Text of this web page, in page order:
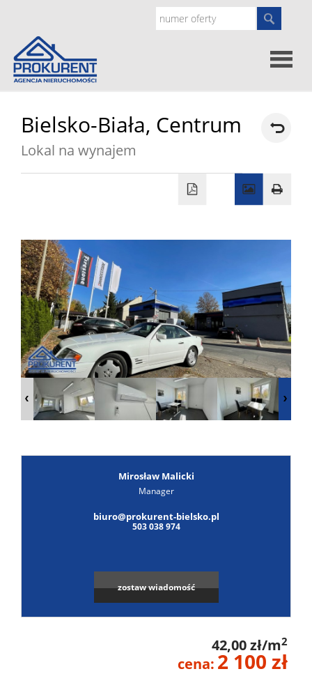
główna
prawne
O
nas
Zgłoś
Zgłoś
ofertę
Bielsko-Biała, Centrum
Lokal na wynajem
Mirosław Malicki
Manager
biuro@prokurent-bielsko.pl
503 038 974
zostaw wiadomość
42,00 zł/m2
cena: 2 100 zł